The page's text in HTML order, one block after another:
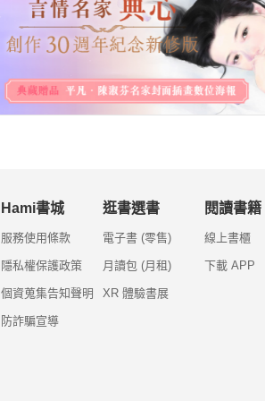
Hami書城
服務使用條款
隱私權保護政策
個資蒐集告知聲明
防詐騙宣導
逛書選書
電子書 (零售)
月讀包 (月租)
XR 體驗書展
閱讀書籍
線上書櫃
下載 APP